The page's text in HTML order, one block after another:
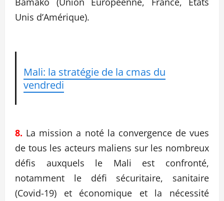
Unis d’Amérique).
Mali: la stratégie de la cmas du
vendredi
8. La mission a noté la convergence de vues
de tous les acteurs maliens sur les nombreux
défis auxquels le Mali est confronté,
notamment le défi sécuritaire, sanitaire
(Covid-19) et économique et la nécessité